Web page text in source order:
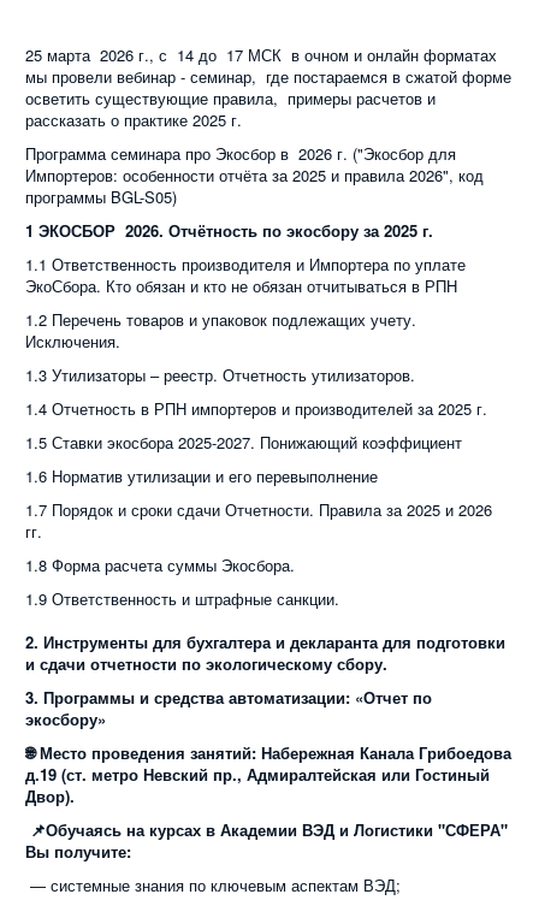
25 марта 2026 г., с 14 до 17 МСК в очном и онлайн форматах
мы провели вебинар - семинар, где постараемся в сжатой форме
осветить существующие правила, примеры расчетов и
рассказать о практике 2025 г.
Программа семинара про Экосбор в 2026 г. ("Экосбор для
Импортеров: особенности отчёта за 2025 и правила 2026", код
программы BGL-S05)
1 ЭКОСБОР 2026. Отчётность по экосбору за 2025 г.
1.1 Ответственность производителя и Импортера по уплате
ЭкоСбора. Кто обязан и кто не обязан отчитываться в РПН
1.2 Перечень товаров и упаковок подлежащих учету.
Исключения.
1.3 Утилизаторы – реестр. Отчетность утилизаторов.
1.4 Отчетность в РПН импортеров и производителей за 2025 г.
1.5 Ставки экосбора 2025-2027. Понижающий коэффициент
1.6 Норматив утилизации и его перевыполнение
1.7 Порядок и сроки сдачи Отчетности. Правила за 2025 и 2026
гг.
1.8 Форма расчета суммы Экосбора.
1.9 Ответственность и штрафные санкции.
2. Инструменты для бухгалтера и декларанта для подготовки
и сдачи отчетности по экологическому сбору.
3. Программы и средства автоматизации: «Отчет по
экосбору»
🌐 Место проведения занятий: Набережная Канала Грибоедова
д.19 (ст. метро Невский пр., Адмиралтейская или Гостиный
Двор).
📌Обучаясь на курсах в Академии ВЭД и Логистики "СФЕРА"
Вы получите:
— системные знания по ключевым аспектам ВЭД;